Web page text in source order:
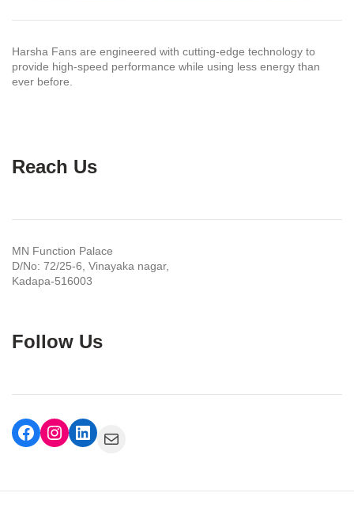
Harsha Fans are engineered with cutting-edge technology to
provide high-speed performance while using less energy than
ever before.
Reach Us
MN Function Palace
D/No: 72/25-6, Vinayaka nagar,
Kadapa-516003
Follow Us
Facebook
Instagram
LinkedIn
Mail